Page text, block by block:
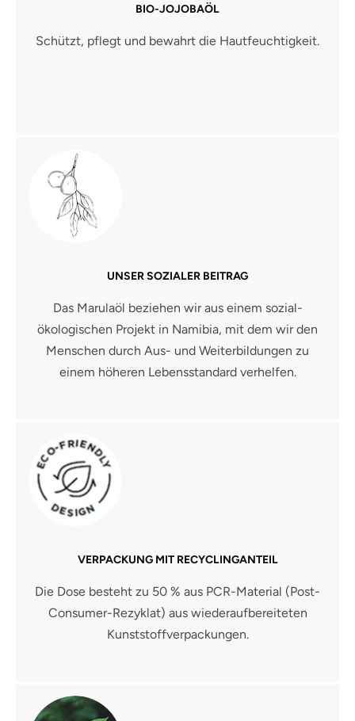
BIO-JOJOBAÖL
Schützt, pflegt und bewahrt die Hautfeuchtigkeit.
UNSER SOZIALER BEITRAG
Das Marulaöl beziehen wir aus einem sozial-
ökologischen Projekt in Namibia, mit dem wir den
Menschen durch Aus- und Weiterbildungen zu
einem höheren Lebensstandard verhelfen.
VERPACKUNG MIT RECYCLINGANTEIL
Die Dose besteht zu 50 % aus PCR-Material (Post-
Consumer-Rezyklat) aus wiederaufbereiteten
Kunststoffverpackungen.